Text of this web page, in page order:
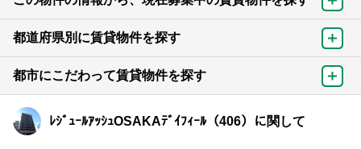
都道府県別に賃貸物件を探す
都市にこだわって賃貸物件を探す
ﾚｼﾞｭｰﾙｱｯｼｭOSAKAﾃﾞｲﾌｨｰﾙ（406）に関して